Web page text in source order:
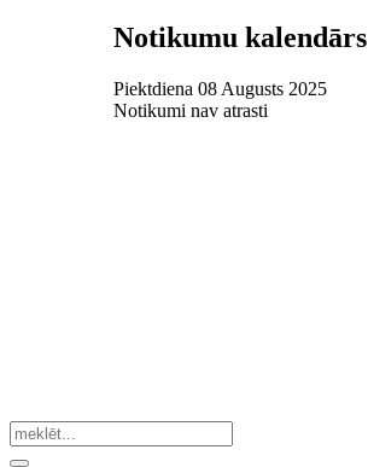
Notikumu kalendārs
Piektdiena 08 Augusts 2025
Notikumi nav atrasti